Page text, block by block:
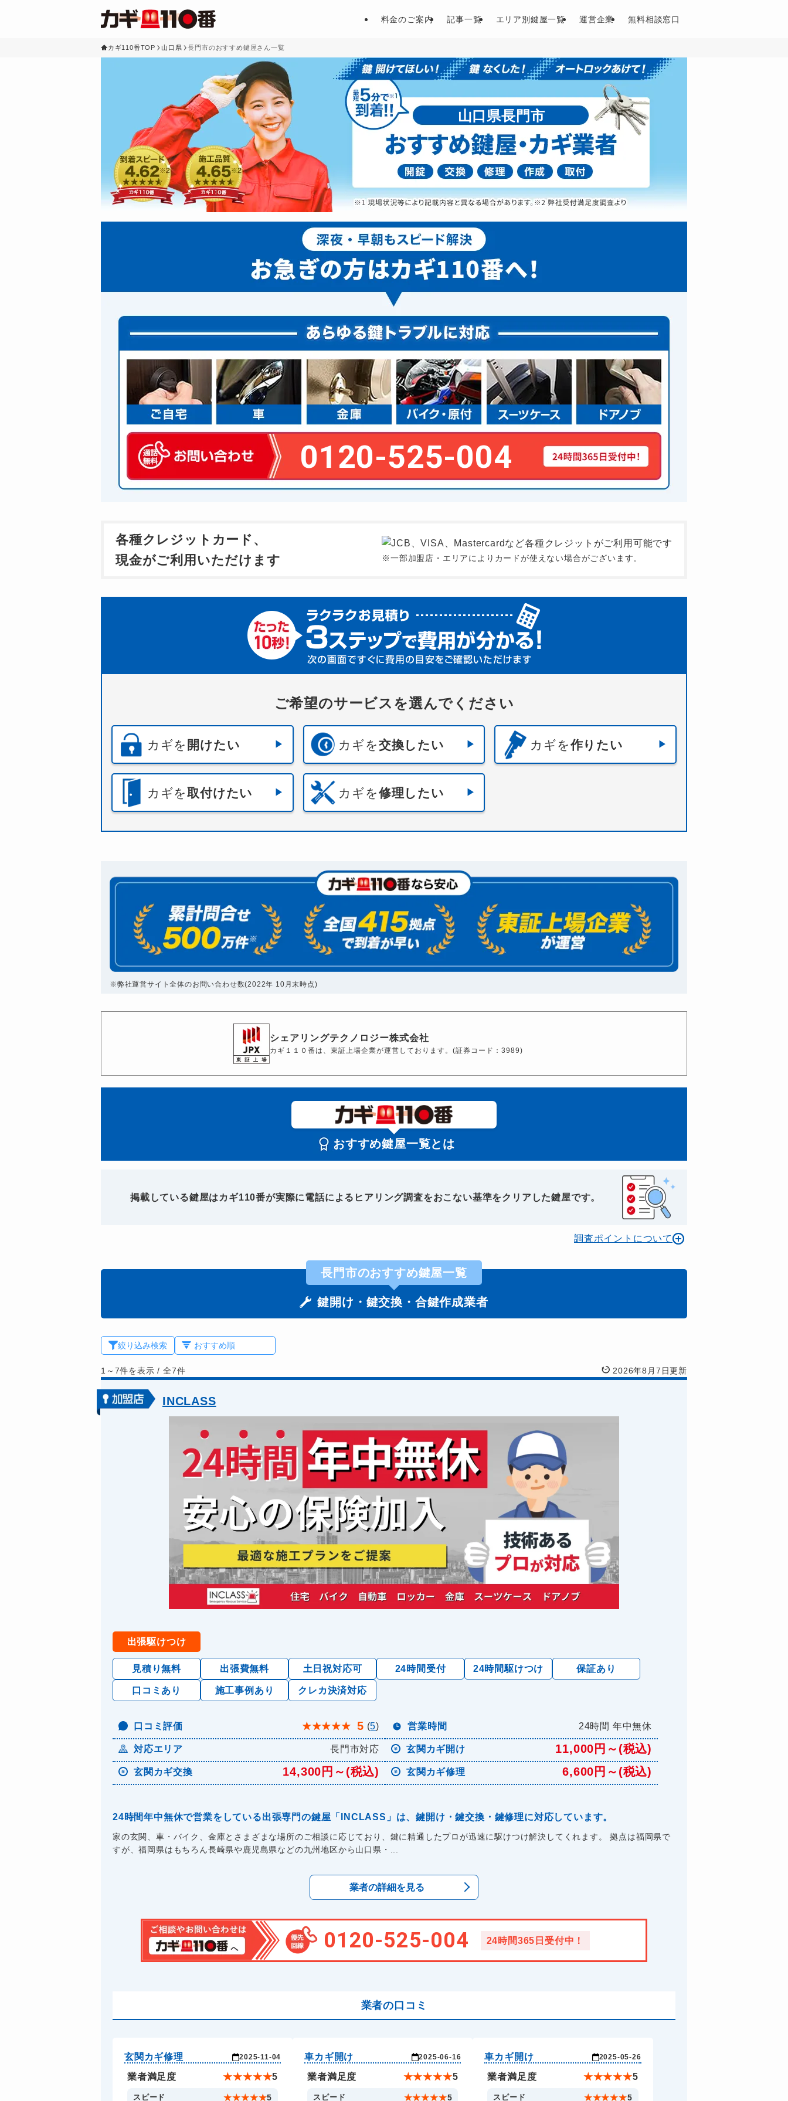
料金のご案内 記事一覧 エリア別鍵屋一覧 運営企業 無料相談窓口
カギ110番TOP 山口県 長門市のおすすめ鍵屋さん一覧
山口県長門市
0120-525-004
各種クレジットカード、
現金がご利用いただけます
※一部加盟店・エリアによりカードが使えない場合がございます。
ご希望のサービスを選んでください
カギを 開けたい カギを交換したい カギを作りたい
カギを取付けたい カギを修理したい
※弊社運営サイト全体のお問い合わせ数(2022年 10月末時点)
シェアリングテクノロジー株式会社
カギ１１０番は、東証上場企業が運営しております。(証券コード：3989)
おすすめ鍵屋一覧とは
掲載している鍵屋はカギ110番が実際に電話によるヒアリング調査をおこない基準をクリアした鍵屋です。
調査ポイントについて
長門市のおすすめ鍵屋一覧
鍵開け・鍵交換・合鍵作成業者
絞り込み検索
1～7件を表示/全7件 2026年8月7日更新
INCLASS
出張駆けつけ
見積り無料 出張費無料 土日祝対応可 24時間受付 24時間駆けつけ 保証あり
口コミあり 施工事例あり クレカ決済対応
口コミ評価 ★★★★★ 5 (5) 営業時間 24時間 年中無休
対応エリア 長門市対応 玄関カギ開け 11,000円～(税込)
玄関カギ交換 14,300円～(税込) 玄関カギ修理 6,600円～(税込)
24時間年中無休で営業をしている出張専門の鍵屋「INCLASS」は、鍵開け・鍵交換・鍵修理に対応しています。
家の玄関、車・バイク、金庫とさまざまな場所のご相談に応じており、鍵に精通したプロが迅速に駆けつけ解決してくれます。 拠点は福岡県で
すが、福岡県はもちろん長崎県や鹿児島県などの九州地区から山口県・...
業者の詳細を見る
0120-525-004 24時間365日受付中！
業者の口コミ
玄関カギ修理 2025-11-04
業者満足度 ★★★★★5
スピード ★★★★★5
車カギ開け 2025-06-16
業者満足度 ★★★★★5
スピード ★★★★★5
車カギ開け 2025-05-26
業者満足度 ★★★★★5
スピード ★★★★★5